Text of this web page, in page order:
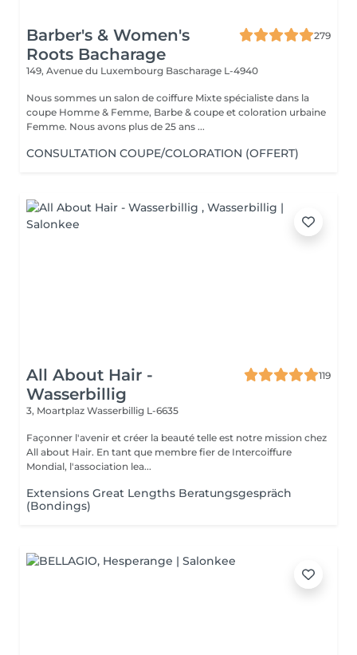
Barber's & Women's
Roots Bacharage
279
149, Avenue du Luxembourg Bascharage L-4940
Nous sommes un salon de coiffure Mixte spécialiste dans la
coupe Homme & Femme, Barbe & coupe et coloration urbaine
Femme. Nous avons plus de 25 ans ...
CONSULTATION COUPE/COLORATION (OFFERT)
All About Hair -
Wasserbillig
119
3, Moartplaz Wasserbillig L-6635
Façonner l'avenir et créer la beauté telle est notre mission chez
All about Hair. En tant que membre fier de Intercoiffure
Mondial, l'association lea...
Extensions Great Lengths Beratungsgespräch
(Bondings)